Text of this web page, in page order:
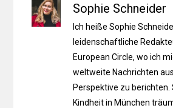
Sophie Schneider
Ich heiße Sophie
leidenschaftliche
European Circle, wo ich
weltweite Nachrichten
Perspektive zu berichten.
Kindheit in München